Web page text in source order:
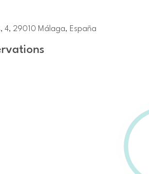
4, 29010 Málaga, España